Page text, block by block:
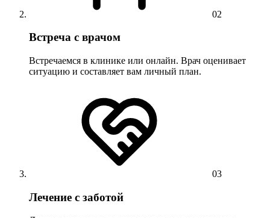
02
Встреча с врачом
Встречаемся в клинике или онлайн. Врач оценивает
ситуацию и составляет вам личный план.
03
Лечение с заботой